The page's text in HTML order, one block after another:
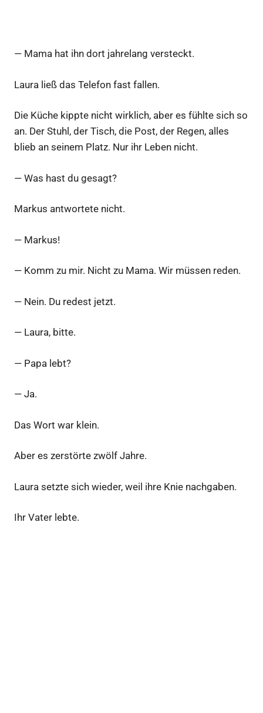
— Mama hat ihn dort jahrelang versteckt.
Laura ließ das Telefon fast fallen.
Die Küche kippte nicht wirklich, aber es fühlte sich so
an. Der Stuhl, der Tisch, die Post, der Regen, alles
blieb an seinem Platz. Nur ihr Leben nicht.
— Was hast du gesagt?
Markus antwortete nicht.
— Markus!
— Komm zu mir. Nicht zu Mama. Wir müssen reden.
— Nein. Du redest jetzt.
— Laura, bitte.
— Papa lebt?
— Ja.
Das Wort war klein.
Aber es zerstörte zwölf Jahre.
Laura setzte sich wieder, weil ihre Knie nachgaben.
Ihr Vater lebte.